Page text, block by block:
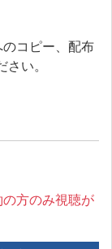
コピー、配布
い。
方のみ視聴が